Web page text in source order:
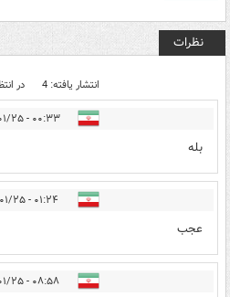
نظرات
انتشار یافته: 4 در
۰۰:۳۳ - ۱۴۰۴/۰۱/۲۵
بله
۰۱:۲۴ - ۱۴۰۴/۰۱/۲۵
عجب
۰۸:۵۸ - ۱۴۰۴/۰۱/۲۵